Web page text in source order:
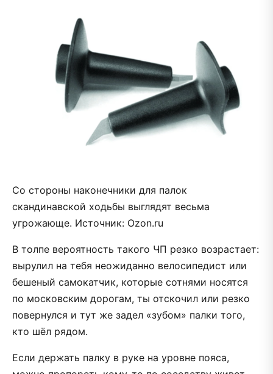
Со стороны наконечники для палок
скандинавской ходьбы выглядят весьма
угрожающе. Источник: Ozon.ru
В толпе вероятность такого ЧП резко возрастает:
вырулил на тебя неожиданно велосипедист или
бешеный самокатчик, которые сотнями носятся
по московским дорогам, ты отскочил или резко
повернулся и тут же задел «зубом» палки того,
кто шёл рядом.
Если держать палку в руке на уровне пояса,